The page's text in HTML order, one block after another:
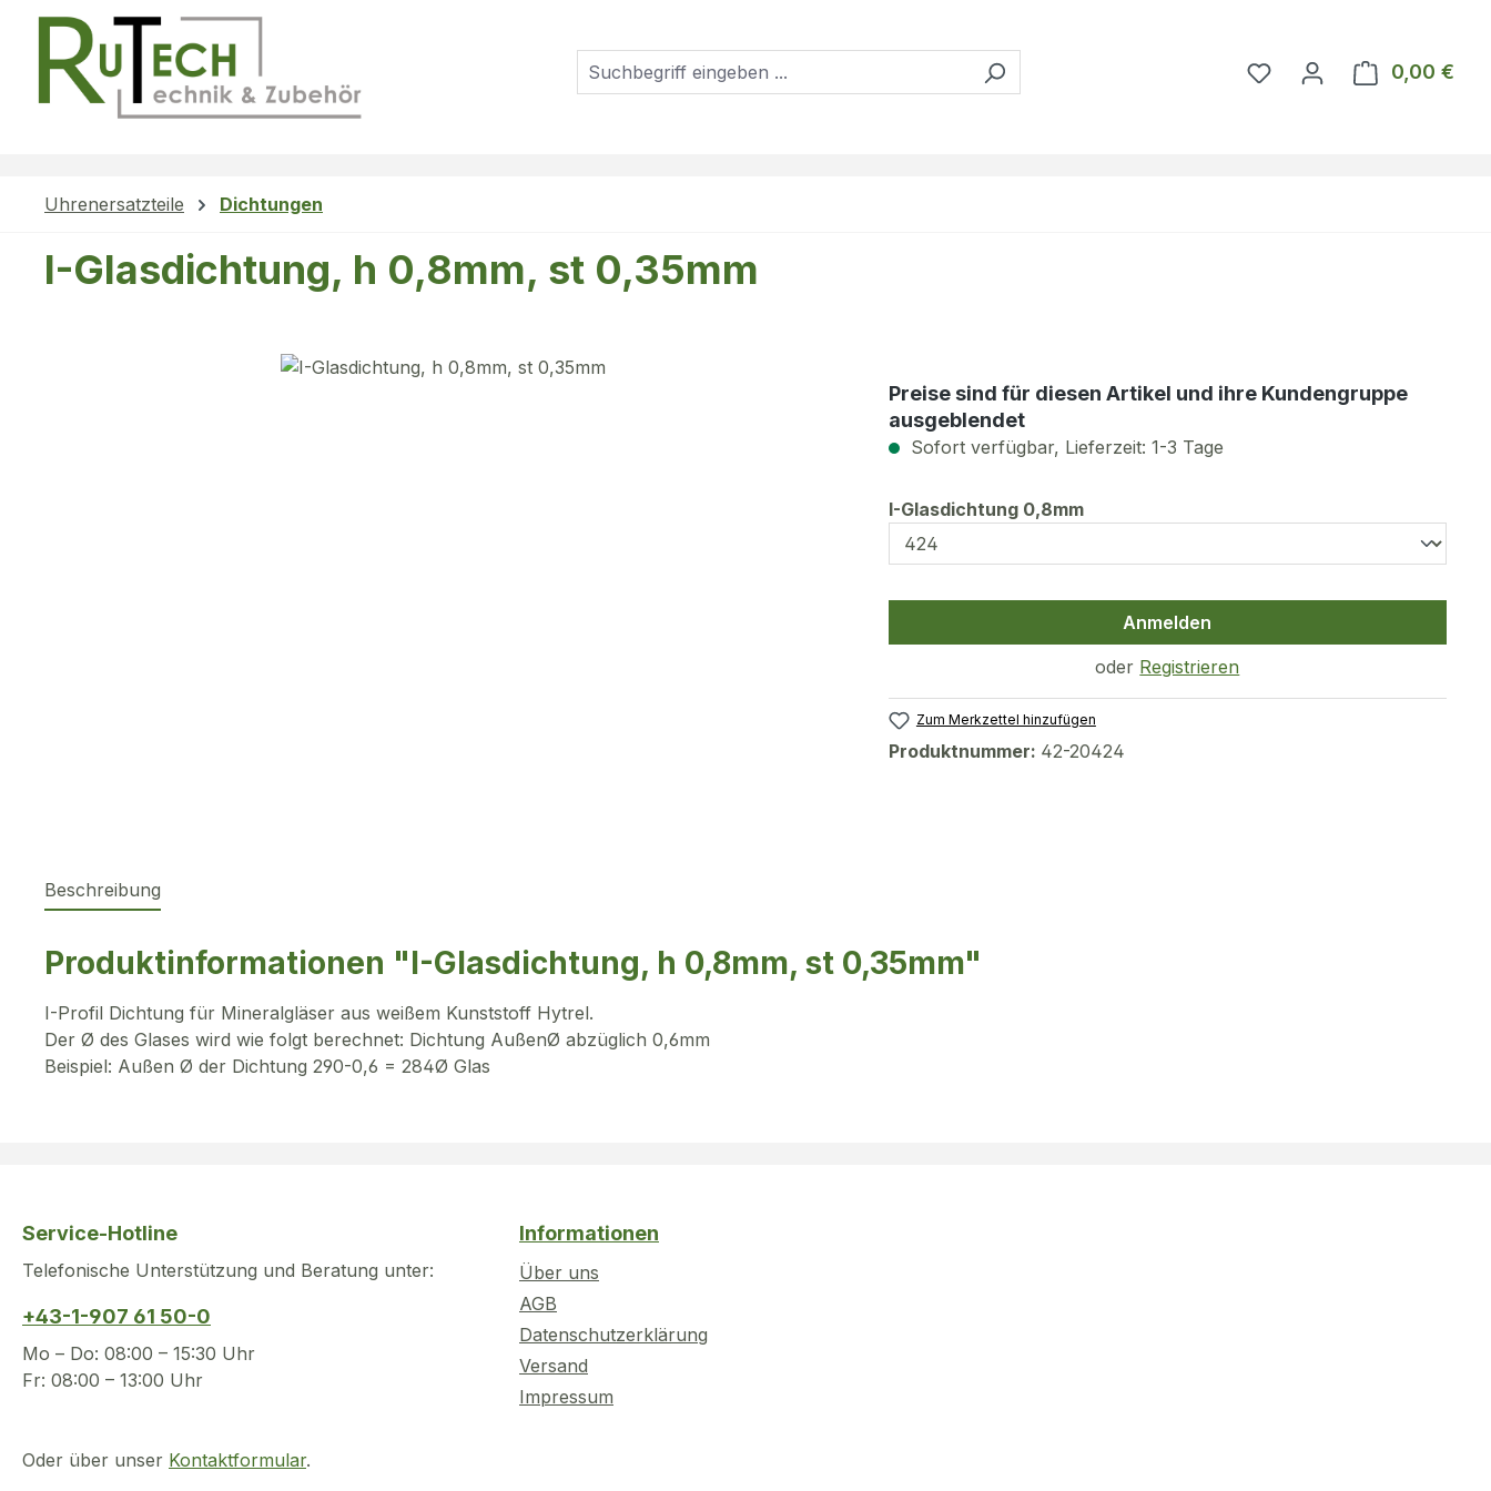
Hauptinhalt springen
Zur Suche springen
Zur Hauptnavigation springen
Du hast 0 Produkte auf
0,00 €
Uhrenersatzteile Dichtungen
I-Glasdichtung, h 0,8mm, st 0,35mm
Preise sind für diesen Artikel und ihre Kundengruppe
ausgeblendet
Sofort verfügbar, Lieferzeit: 1-3 Tage
I-Glasdichtung 0,8mmauswählen
Anmelden
oder Registrieren
Zum Merkzettel hinzufügen
Produktnummer: 42-20424
Beschreibung
Produktinformationen "I-Glasdichtung, h 0,8mm, st 0,35mm"
I-Profil Dichtung für Mineralgläser aus weißem Kunststoff Hytrel.
Der Ø des Glases wird wie folgt berechnet: Dichtung AußenØ abzüglich 0,6mm
Beispiel: Außen Ø der Dichtung 290-0,6 = 284Ø Glas
Service-Hotline
Telefonische Unterstützung und Beratung unter:
+43-1-907 61 50-0
Mo – Do: 08:00 – 15:30 Uhr
Fr: 08:00 – 13:00 Uhr
Oder über unser Kontaktformular.
Informationen
Über uns
AGB
Datenschutzerklärung
Versand
Impressum